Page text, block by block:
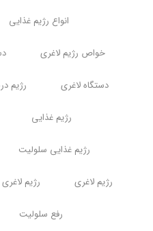
انواع رژیم غذایی
خواص رژیم لاغری
دستگاه لاغری رژیم
رژیم غذایی
رژیم غذایی سلولیت
رژیم لاغری رژیم
رفع سلولیت